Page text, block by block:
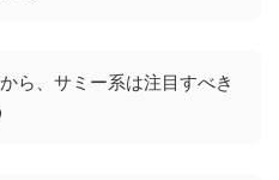
ら、サミー系は注目すべき